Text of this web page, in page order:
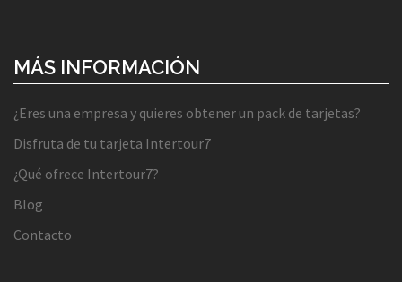
MÁS INFORMACIÓN
¿Eres una empresa y quieres obtener un pack de tarjetas?
Disfruta de tu tarjeta Intertour7
¿Qué ofrece Intertour7?
Blog
Contacto